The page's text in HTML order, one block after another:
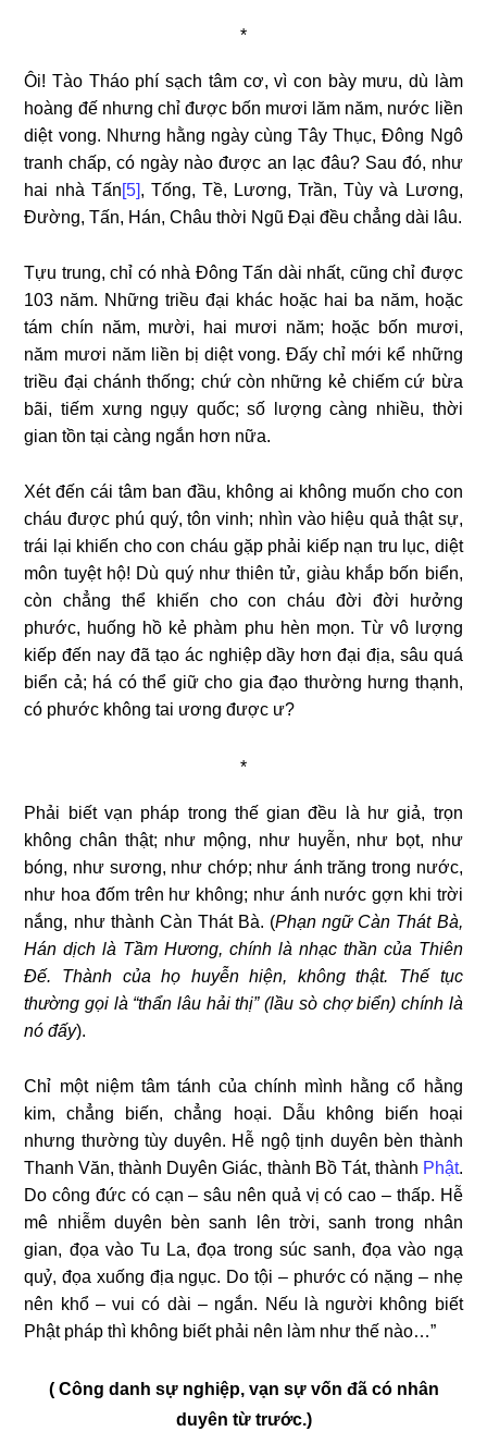
*
Ôi! Tào Tháo phí sạch tâm cơ, vì con bày mưu, dù làm
hoàng đế nhưng chỉ được bốn mươi lăm năm, nước liền
diệt vong. Nhưng hằng ngày cùng Tây Thục, Đông Ngô
tranh chấp, có ngày nào được an lạc đâu? Sau đó, như
hai nhà Tấn[5], Tống, Tề, Lương, Trần, Tùy và Lương,
Đường, Tấn, Hán, Châu thời Ngũ Đại đều chẳng dài lâu.
Tựu trung, chỉ có nhà Đông Tấn dài nhất, cũng chỉ được
103 năm. Những triều đại khác hoặc hai ba năm, hoặc
tám chín năm, mười, hai mươi năm; hoặc bốn mươi,
năm mươi năm liền bị diệt vong. Đấy chỉ mới kể những
triều đại chánh thống; chứ còn những kẻ chiếm cứ bừa
bãi, tiếm xưng ngụy quốc; số lượng càng nhiều, thời
gian tồn tại càng ngắn hơn nữa.
Xét đến cái tâm ban đầu, không ai không muốn cho con
cháu được phú quý, tôn vinh; nhìn vào hiệu quả thật sự,
trái lại khiến cho con cháu gặp phải kiếp nạn tru lục, diệt
môn tuyệt hộ! Dù quý như thiên tử, giàu khắp bốn biển,
còn chẳng thể khiến cho con cháu đời đời hưởng
phước, huống hồ kẻ phàm phu hèn mọn. Từ vô lượng
kiếp đến nay đã tạo ác nghiệp dầy hơn đại địa, sâu quá
biển cả; há có thể giữ cho gia đạo thường hưng thạnh,
có phước không tai ương được ư?
*
Phải biết vạn pháp trong thế gian đều là hư giả, trọn
không chân thật; như mộng, như huyễn, như bọt, như
bóng, như sương, như chớp; như ánh trăng trong nước,
như hoa đốm trên hư không; như ánh nước gợn khi trời
nắng, như thành Càn Thát Bà. (Phạn ngữ Càn Thát Bà,
Hán dịch là Tầm Hương, chính là nhạc thần của Thiên
Đế. Thành của họ huyễn hiện, không thật. Thế tục
thường gọi là “thẩn lâu hải thị” (lầu sò chợ biển) chính là
nó đấy).
Chỉ một niệm tâm tánh của chính mình hằng cổ hằng
kim, chẳng biến, chẳng hoại. Dẫu không biến hoại
nhưng thường tùy duyên. Hễ ngộ tịnh duyên bèn thành
Thanh Văn, thành Duyên Giác, thành Bồ Tát, thành Phật.
Do công đức có cạn – sâu nên quả vị có cao – thấp. Hễ
mê nhiễm duyên bèn sanh lên trời, sanh trong nhân
gian, đọa vào Tu La, đọa trong súc sanh, đọa vào ngạ
quỷ, đọa xuống địa ngục. Do tội – phước có nặng – nhẹ
nên khổ – vui có dài – ngắn. Nếu là người không biết
Phật pháp thì không biết phải nên làm như thế nào…”
( Công danh sự nghiệp, vạn sự vốn đã có nhân
duyên từ trước.)